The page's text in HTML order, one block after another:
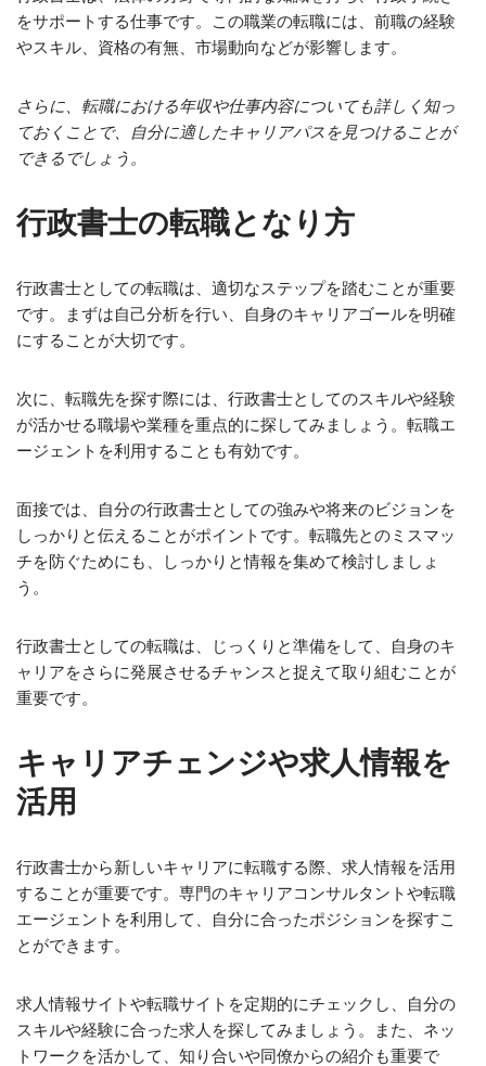
をサポートする仕事です。この職業の転職には、前職の経験
やスキル、資格の有無、市場動向などが影響します。
さらに、転職における年収や仕事内容についても詳しく知っ
ておくことで、自分に適したキャリアパスを見つけることが
できるでしょう。
行政書士の転職となり方
行政書士としての転職は、適切なステップを踏むことが重要
です。まずは自己分析を行い、自身のキャリアゴールを明確
にすることが大切です。
次に、転職先を探す際には、行政書士としてのスキルや経験
が活かせる職場や業種を重点的に探してみましょう。転職エ
ージェントを利用することも有効です。
面接では、自分の行政書士としての強みや将来のビジョンを
しっかりと伝えることがポイントです。転職先とのミスマッ
チを防ぐためにも、しっかりと情報を集めて検討しましょ
う。
行政書士としての転職は、じっくりと準備をして、自身のキ
ャリアをさらに発展させるチャンスと捉えて取り組むことが
重要です。
キャリアチェンジや求人情報を
活用
行政書士から新しいキャリアに転職する際、求人情報を活用
することが重要です。専門のキャリアコンサルタントや転職
エージェントを利用して、自分に合ったポジションを探すこ
とができます。
求人情報サイトや転職サイトを定期的にチェックし、自分の
スキルや経験に合った求人を探してみましょう。また、ネッ
トワークを活かして、知り合いや同僚からの紹介も重要で